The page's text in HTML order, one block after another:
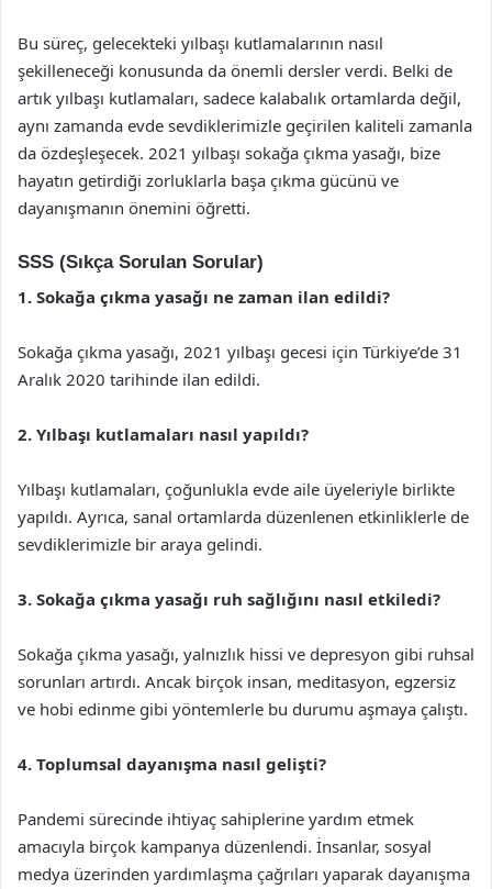
Bu süreç, gelecekteki yılbaşı kutlamalarının nasıl
şekilleneceği konusunda da önemli dersler verdi. Belki de
artık yılbaşı kutlamaları, sadece kalabalık ortamlarda değil,
aynı zamanda evde sevdiklerimizle geçirilen kaliteli zamanla
da özdeşleşecek. 2021 yılbaşı sokağa çıkma yasağı, bize
hayatın getirdiği zorluklarla başa çıkma gücünü ve
dayanışmanın önemini öğretti.
SSS (Sıkça Sorulan Sorular)
1. Sokağa çıkma yasağı ne zaman ilan edildi?
Sokağa çıkma yasağı, 2021 yılbaşı gecesi için Türkiye’de 31
Aralık 2020 tarihinde ilan edildi.
2. Yılbaşı kutlamaları nasıl yapıldı?
Yılbaşı kutlamaları, çoğunlukla evde aile üyeleriyle birlikte
yapıldı. Ayrıca, sanal ortamlarda düzenlenen etkinliklerle de
sevdiklerimizle bir araya gelindi.
3. Sokağa çıkma yasağı ruh sağlığını nasıl etkiledi?
Sokağa çıkma yasağı, yalnızlık hissi ve depresyon gibi ruhsal
sorunları artırdı. Ancak birçok insan, meditasyon, egzersiz
ve hobi edinme gibi yöntemlerle bu durumu aşmaya çalıştı.
4. Toplumsal dayanışma nasıl gelişti?
Pandemi sürecinde ihtiyaç sahiplerine yardım etmek
amacıyla birçok kampanya düzenlendi. İnsanlar, sosyal
medya üzerinden yardımlaşma çağrıları yaparak dayanışma